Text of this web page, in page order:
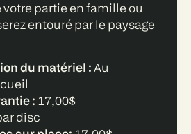
votre partie en famille ou
entouré par le paysage
du matériel :Au
: 17,00$
disc